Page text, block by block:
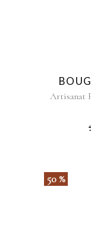
Artisanat
50 %